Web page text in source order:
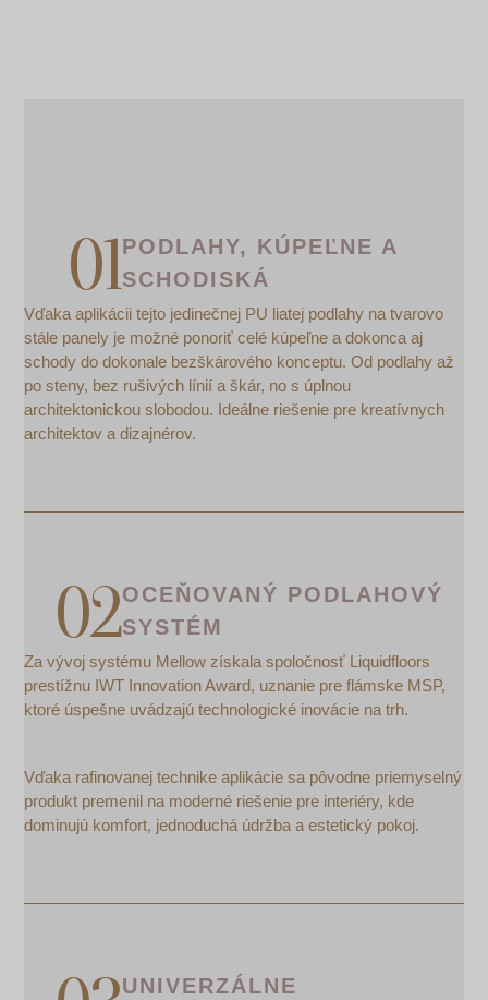
PODLAHY, KÚPEĽNE A
SCHODISKÁ
Vďaka aplikácii tejto jedinečnej PU liatej podlahy na tvarovo
stále panely je možné ponoriť celé kúpeľne a dokonca aj
schody do dokonale bezškárového konceptu. Od podlahy až
po steny, bez rušivých línií a škár, no s úplnou
architektonickou slobodou. Ideálne riešenie pre kreatívnych
architektov a dizajnérov.
OCEŇOVANÝ PODLAHOVÝ
SYSTÉM
Za vývoj systému Mellow získala spoločnosť Liquidfloors
prestížnu IWT Innovation Award, uznanie pre flámske MSP,
ktoré úspešne uvádzajú technologické inovácie na trh.
Vďaka rafinovanej technike aplikácie sa pôvodne priemyselný
produkt premenil na moderné riešenie pre interiéry, kde
dominujú komfort, jednoduchá údržba a estetický pokoj.
UNIVERZÁLNE